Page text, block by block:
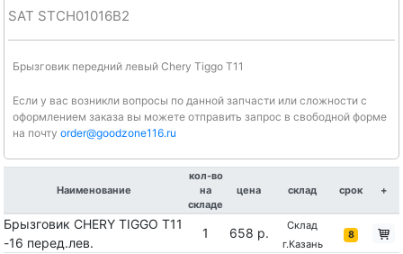
SAT STCH01016B2
Брызговик передний левый Chery Tiggo T11
Если у вас возникли вопросы по данной запчасти или сложности с
оформлением заказа вы можете отправить запрос в свободной форме
на почту order@goodzone116.ru
Наименование
кол-во
на
складе
цена склад срок +
Брызговик CHERY TIGGO T11
-16 перед.лев.
1 658 р.
Склад
г.Казань
8